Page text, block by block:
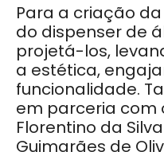
Para a criação
do dispenser de
projetá-los,
a estética,
funcionalidade.
em parceria com
Florentino da
Guimarães de